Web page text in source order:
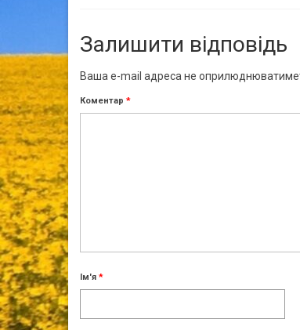
Залишити відповідь
Ваша e-mail адреса не
Коментар *
Ім'я *